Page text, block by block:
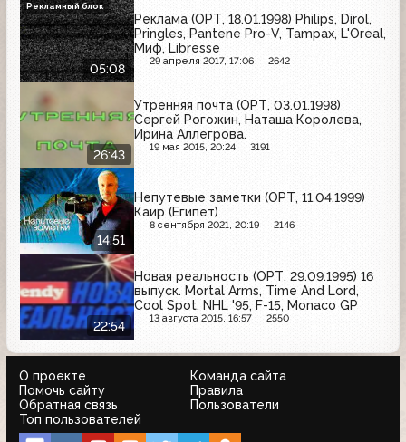
05:08
Реклама (ОРТ, 18.01.1998) Philips, Dirol,
Pringles, Pantene Pro-V, Tampax, L'Oreal,
Миф, Libresse
29 апреля 2017, 17:06 2642
Рекламный блок
26:43
Утренняя почта (ОРТ, 03.01.1998)
Сергей Рогожин, Наташа Королева,
Ирина Аллегрова.
19 мая 2015, 20:24 3191
14:51
Непутевые заметки (ОРТ, 11.04.1999)
Каир (Египет)
8 сентября 2021, 20:19 2146
22:54
Новая реальность (ОРТ, 29.09.1995) 16
выпуск. Mortal Arms, Time And Lord,
Cool Spot, NHL '95, F-15, Monaco GP
13 августа 2015, 16:57 2550
О проекте
Команда сайта
Помочь сайту
Правила
Обратная связь
Пользователи
Топ пользователей